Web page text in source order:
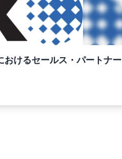
けるセールス・パートナー